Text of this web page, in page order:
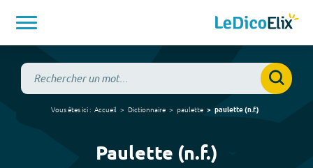
Vous êtes ici : Accueil Dictionnaire paulette paulette(n.f.)
Paulette (n.f.)